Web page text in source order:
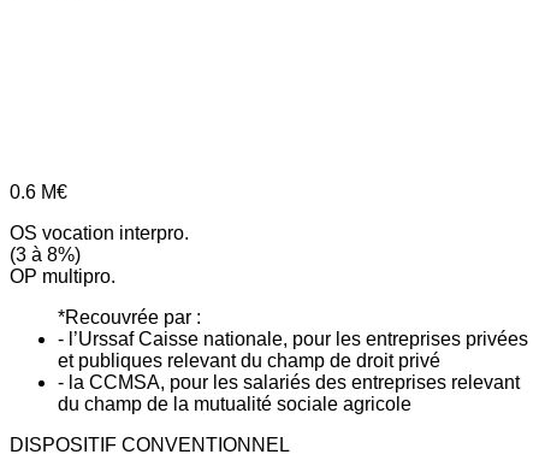
0.6 M€
OS vocation interpro.
(3 à 8%)
OP multipro.
*Recouvrée par :
- l’Urssaf Caisse nationale, pour les entreprises privées
et publiques relevant du champ de droit privé
- la CCMSA, pour les salariés des entreprises relevant
du champ de la mutualité sociale agricole
DISPOSITIF CONVENTIONNEL